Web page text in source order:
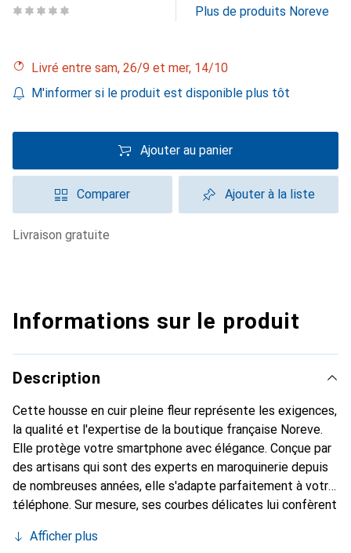
Plus de produits Noreve
Livré entre sam, 26/9 et mer, 14/10
M'informer si le produit est disponible plus tôt
Ajouter au panier
Comparer Ajouter à la liste
livraison gratuite
Informations sur le produit
Description
Cette housse en cuir pleine fleur représente les exigences,
la qualité et l'expertise de la boutique française Noreve.
Elle protège votre smartphone avec élégance. Conçue par
des artisans qui sont des experts en maroquinerie depuis
de nombreuses années, elle s'adapte parfaitement à votre
téléphone. Sur mesure, ses courbes délicates lui confèrent
et indispensable pour votre smartphone. Reconnu
Afficher plus